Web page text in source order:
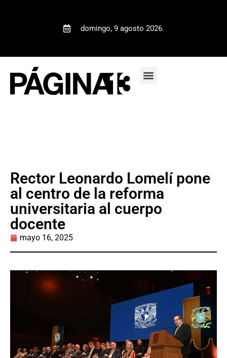
domingo, 9 agosto 2026.
Rector Leonardo Lomelí pone
al centro de la reforma
universitaria al cuerpo
docente
mayo 16, 2025